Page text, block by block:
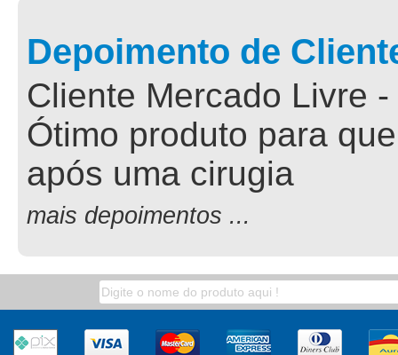
Depoimento de
Cliente Mercado Livre
Ótimo produto para
após uma cirugia
mais depoimentos ...